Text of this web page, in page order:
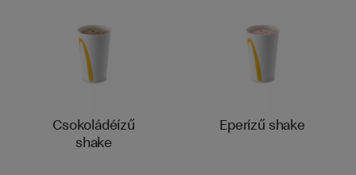
Csokoládéízű
shake
Eperízű shake